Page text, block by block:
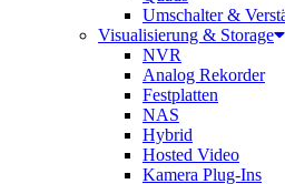
Umschalter &
Visualisierung & Storage
NVR
Analog Rekorder
Festplatten
NAS
Hybrid
Hosted Video
Kamera Plug-Ins